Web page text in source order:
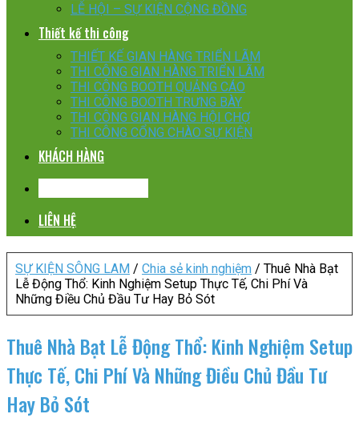
LỄ HỘI – SỰ KIỆN CỘNG ĐỒNG
Thiết kế thi công
THIẾT KẾ GIAN HÀNG TRIỂN LÃM
THI CÔNG GIAN HÀNG TRIỂN LÃM
THI CÔNG BOOTH QUẢNG CÁO
THI CÔNG BOOTH TRƯNG BÀY
THI CÔNG GIAN HÀNG HỘI CHỢ
THI CÔNG CỔNG CHÀO SỰ KIỆN
KHÁCH HÀNG
LIÊN HỆ
SỰ KIỆN SÔNG LAM / Chia sẻ kinh nghiệm / Thuê Nhà Bạt
Lễ Động Thổ: Kinh Nghiệm Setup Thực Tế, Chi Phí Và
Những Điều Chủ Đầu Tư Hay Bỏ Sót
Thuê Nhà Bạt Lễ Động Thổ: Kinh Nghiệm Setup
Thực Tế, Chi Phí Và Những Điều Chủ Đầu Tư
Hay Bỏ Sót